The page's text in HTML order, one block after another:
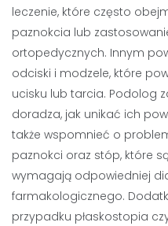
leczenie, które często
paznokcia lub
ortopedycznych. Innym
odciski i modzele, które
ucisku lub tarcia. Podolog
doradza, jak unikać ich
także wspomnieć o
paznokci oraz stóp, które
wymagają odpowiedniej
farmakologicznego.
przypadku płaskostopia